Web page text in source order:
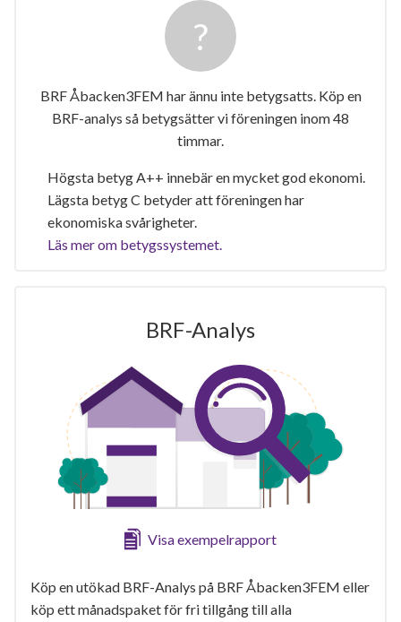
BRF Åbacken3FEM har ännu inte betygsatts. Köp en
BRF-analys så betygsätter vi föreningen inom 48
timmar.
Högsta betyg A++ innebär en mycket god ekonomi.
Lägsta betyg C betyder att föreningen har
ekonomiska svårigheter.
Läs mer om betygssystemet.
BRF-Analys
Visa exempelrapport
Köp en utökad BRF-Analys på BRF Åbacken3FEM eller
köp ett månadspaket för fri tillgång till alla